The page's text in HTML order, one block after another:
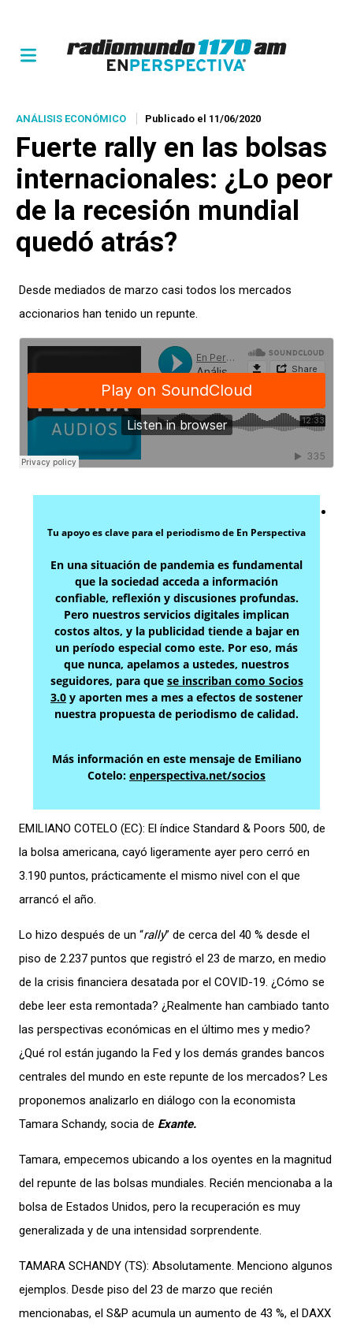
ANÁLISIS ECONÓMICO Publicado el 11/06/2020
Fuerte rally en las bolsas
internacionales: ¿Lo peor
de la recesión mundial
quedó atrás?
Desde mediados de marzo casi todos los mercados
accionarios han tenido un repunte.
Tu apoyo es clave para el periodismo de En Perspectiva
En una situación de pandemia es fundamental
que la sociedad acceda a información
confiable, reflexión y discusiones profundas.
Pero nuestros servicios digitales implican
costos altos, y la publicidad tiende a bajar en
un período especial como este. Por eso, más
que nunca, apelamos a ustedes, nuestros
seguidores, para que se inscriban como Socios
3.0 y aporten mes a mes a efectos de sostener
nuestra propuesta de periodismo de calidad.
Más información en este mensaje de Emiliano
Cotelo: enperspectiva.net/socios
EMILIANO COTELO (EC): El índice Standard & Poors 500, de
la bolsa americana, cayó ligeramente ayer pero cerró en
3.190 puntos, prácticamente el mismo nivel con el que
arrancó el año.
Lo hizo después de un “rally” de cerca del 40 % desde el
piso de 2.237 puntos que registró el 23 de marzo, en medio
de la crisis financiera desatada por el COVID-19. ¿Cómo se
debe leer esta remontada? ¿Realmente han cambiado tanto
las perspectivas económicas en el último mes y medio?
¿Qué rol están jugando la Fed y los demás grandes bancos
centrales del mundo en este repunte de los mercados? Les
proponemos analizarlo en diálogo con la economista
Tamara Schandy, socia de Exante.
Tamara, empecemos ubicando a los oyentes en la magnitud
del repunte de las bolsas mundiales. Recién mencionaba a la
bolsa de Estados Unidos, pero la recuperación es muy
generalizada y de una intensidad sorprendente.
TAMARA SCHANDY (TS): Absolutamente. Menciono algunos
ejemplos. Desde piso del 23 de marzo que recién
mencionabas, el S&P acumula un aumento de 43 %, el DAXX